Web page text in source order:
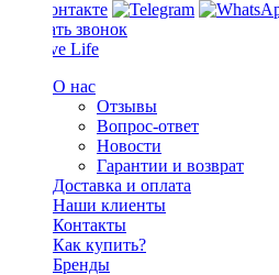
Заказать звонок
О нас
Отзывы
Вопрос-ответ
Новости
Гарантии и возврат
Доставка и оплата
Наши клиенты
Контакты
Как купить?
Бренды